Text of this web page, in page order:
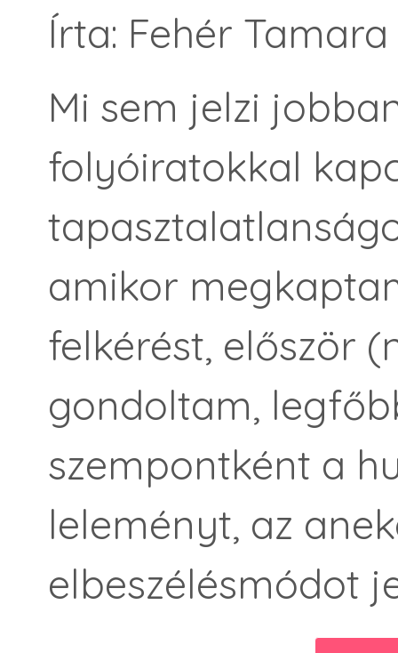
Írta: Fehér Tamara
Mi sem jelzi
folyóiratokkal
amikor
felkérést, először
gondoltam,
szempontként a
leleményt, az
elbeszélésmódot